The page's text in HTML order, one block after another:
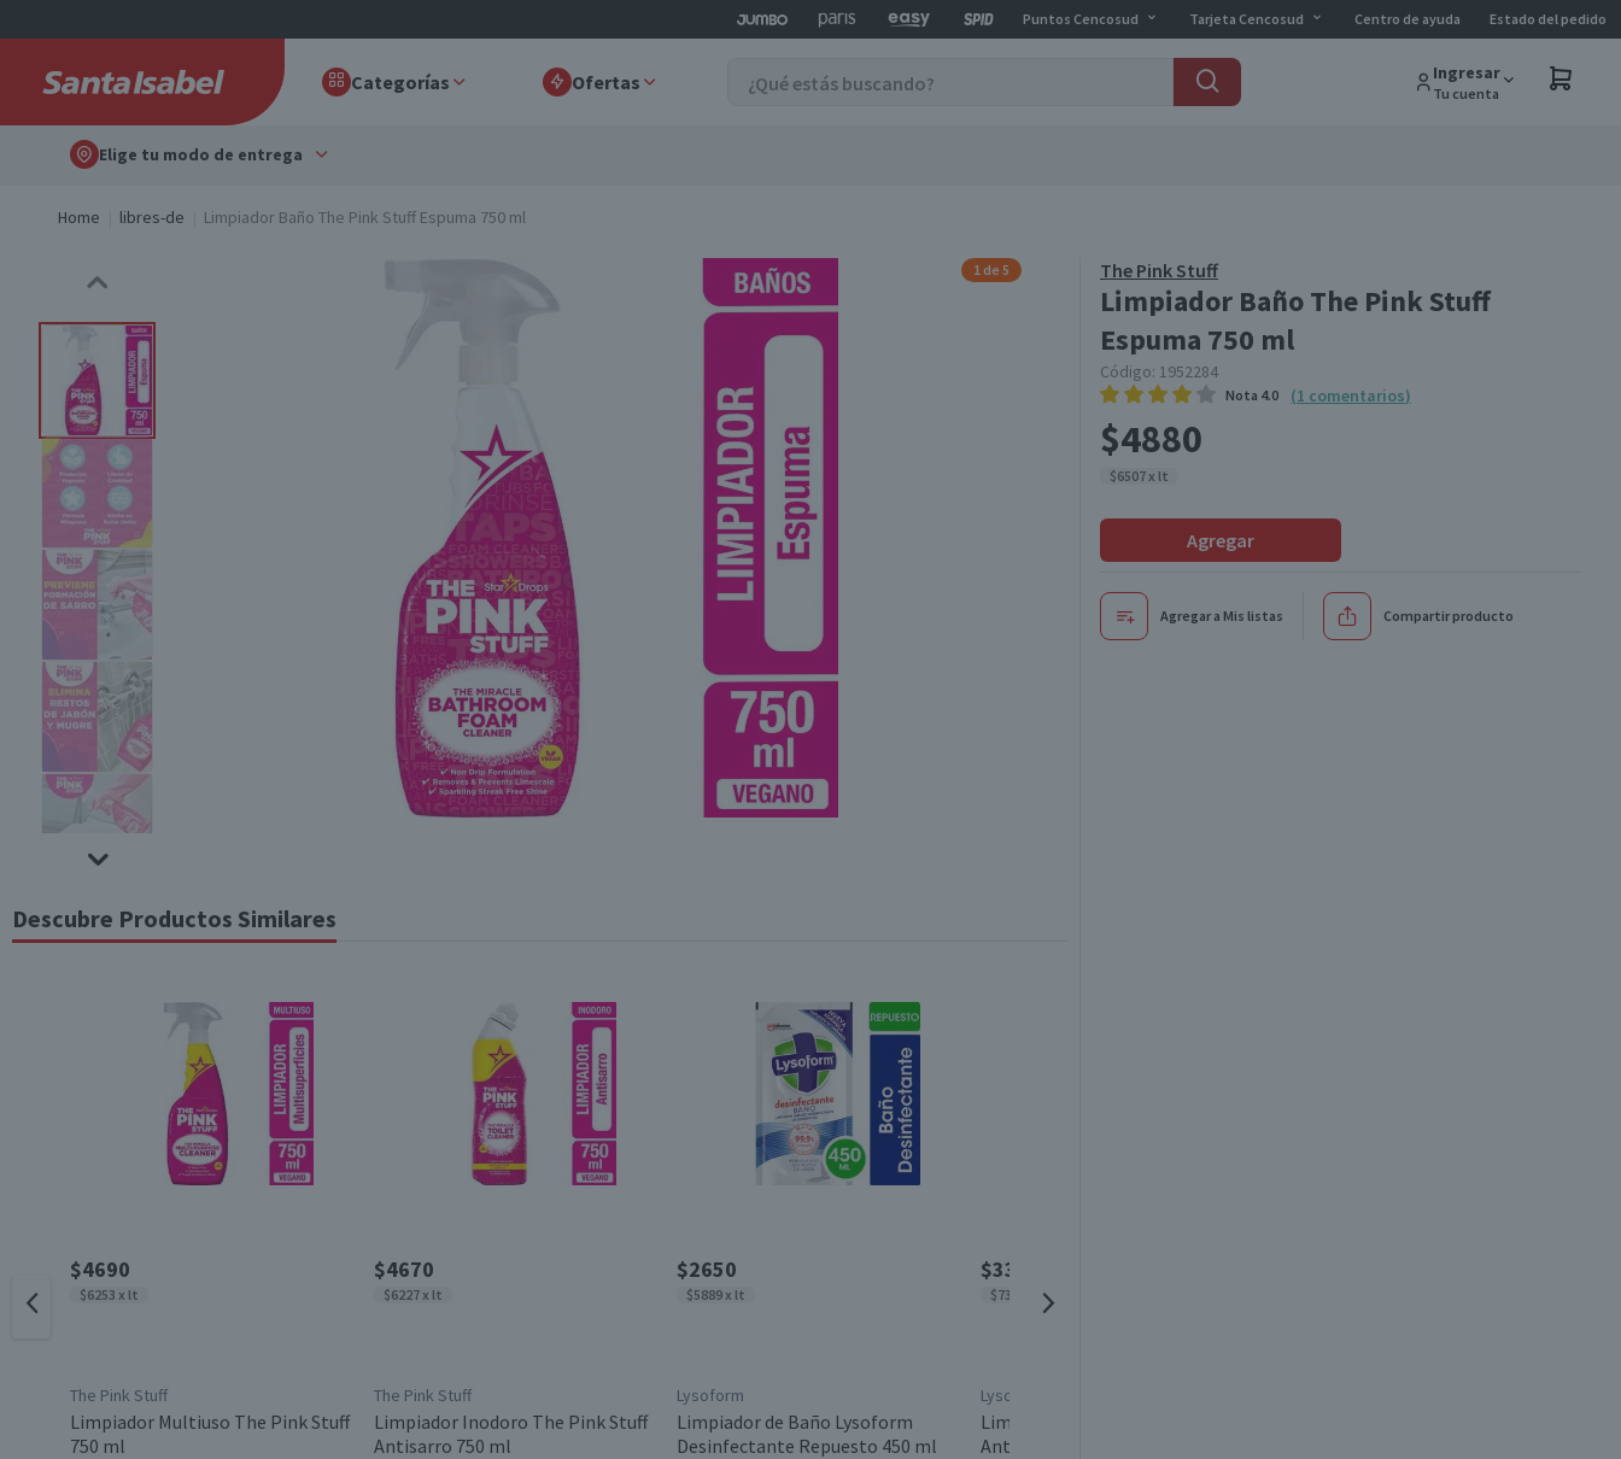
Puntos Cencosud Tarjeta Cencosud Centro de ayuda Estado del pedido
Categorías Ofertas Ingresar
Tu cuenta
Elige tu modo de entrega
Home libres-de Limpiador Baño The Pink Stuff Espuma 750 ml
The Pink Stuff
Limpiador Baño The Pink Stuff
Espuma 750 ml
Código: 1952284
Nota 4.0 (1 comentarios)
$4880
$6507 x lt
Agregar
Agregar a Mis listas Compartir producto
1 de 5
Descubre Productos Similares
$4690
$6253 x lt
The Pink Stuff
Limpiador Multiuso The Pink Stuff
750 ml
$4670
$6227 x lt
The Pink Stuff
Limpiador Inodoro The Pink Stuff
Antisarro 750 ml
$2650
$5889 x lt
Lysoform
Limpiador de Baño Lysoform
Desinfectante Repuesto 450 ml
$3310
$7356 x lt
Lysoform
Limpiador de Baño Lysoform
Antibacterial Crema 450 ml